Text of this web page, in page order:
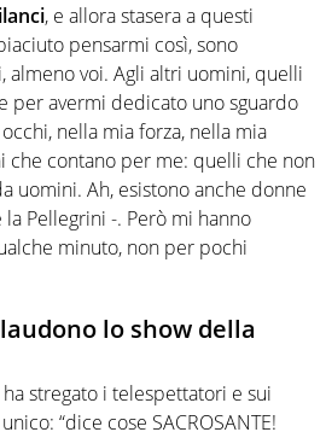
, e allora stasera a questi
pensarmi così, sono
almeno voi. Agli altri uomini, quelli
per avermi dedicato uno sguardo
nella mia forza, nella mia
che contano per me: quelli che non
uomini. Ah, esistono anche donne
Pellegrini -. Però mi hanno
minuto, non per pochi
lo show della
stregato i telespettatori e sui
“dice cose SACROSANTE!